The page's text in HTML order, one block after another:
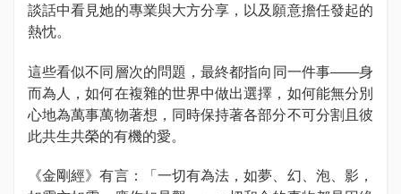
談話中看見她的專業與大方分享，以及願意擔任發起的
熱忱。
這些看似不同層次的問題，最終都指向同一件事——身
而為人，如何在複雜的世界中做出選擇，如何能無分別
心地為萬事萬物著想，同時保持著各部分不可分割且彼
此共生共榮的有機的愛。
《金剛經》有言：「一切有為法，如夢、幻、泡、影，